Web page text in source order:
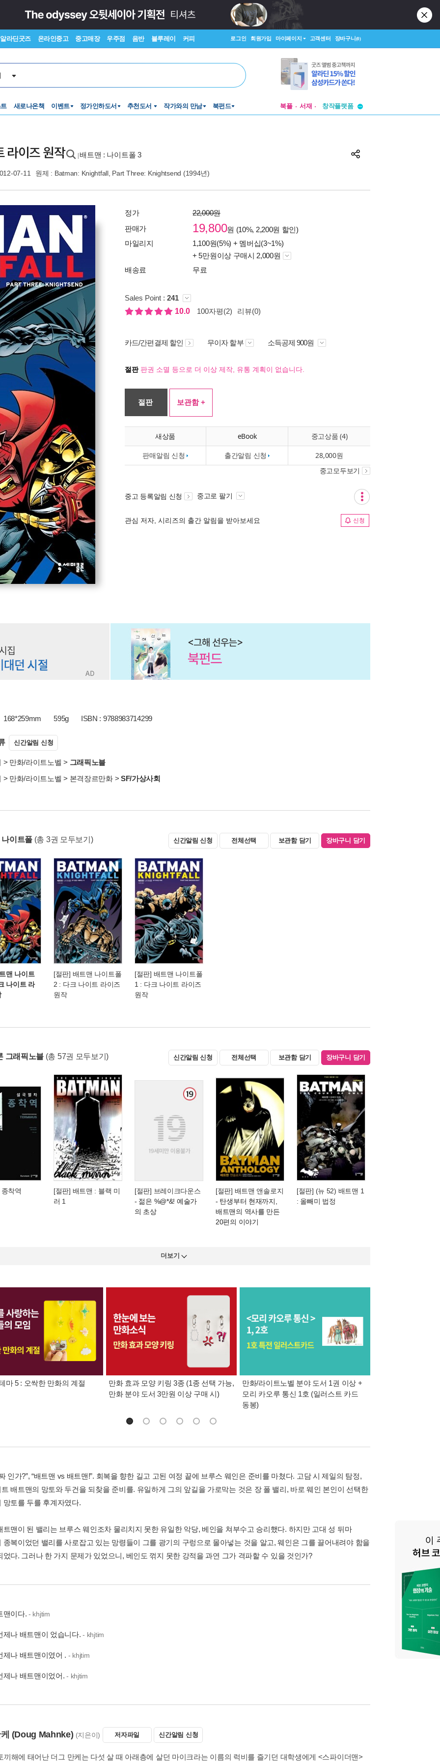
알라딘굿즈 온라인중고 중고매장 우주점 음반 블루레이 커피 로그인 회원가입 마이페이지 고객센터 장바구니(0)
새로나온책 이벤트 정가인하도서 추천도서 작가와의 만남 북펀드 북플 서재
창작플랫폼
라이즈 원작 배트맨 : 나이트폴 3
07-11 원제 : Batman: Knightfall, Part Three: Knightsend (1994년)
정가
22,000원
판매가
19,800원 (10%, 2,200원 할인)
마일리지
1,100원(5%) + 멤버십(3~1%)
+ 5만원이상 구매시 2,000원
배송료
무료
Sales Point : 241
10.0
100자평(2) 리뷰(0)
카드/간편결제 할인 무이자 할부 소득공제 900원
절판판권 소멸 등으로 더 이상 제작, 유통 계획이 없습니다.
절판 보관함 +
새상품 eBook 중고상품 (4)
판매알림 신청 출간알림 신청 28,000원
중고모두보기
중고 등록알림 신청 중고로 팔기
관심 저자, 시리즈의 출간 알림을 받아보세요 신청
168*259mm 595g ISBN : 9788983714299
신간알림 신청
> 만화/라이트노벨 > 그래픽노블
> 만화/라이트노벨 > 본격장르만화> SF/가상사회
이트폴 (총 3권 모두보기) 신간알림 신청 전체선택 보관함 담기 장바구니 담기
맨 나이트
나이트 라
[절판] 배트맨 나이트폴
2 : 다크 나이트 라이즈
원작
[절판] 배트맨 나이트폴
1 : 다크 나이트 라이즈
원작
그래픽노블 (총 57권 모두보기) 신간알림 신청 전체선택 보관함 담기 장바구니 담기
착역
[절판] 배트맨 : 블랙 미
러 1
[절판] 브레이크다운스
- 젊은 %@*&! 예술가
의 초상
[절판] 배트맨 앤솔로지
- 탄생부터 현재까지,
배트맨의 역사를 만든
20편의 이야기
[절판] (뉴 52) 배트맨 1
: 올빼미 법정
더보기
마 5 : 오싹한 만화의 계절
만화 효과 모양 키링 3종 (1종 선택 가능,
만화 분야 도서 3만원 이상 구매 시)
만화/라이트노벨 분야 도서 1권 이상 +
모리 카오루 통신 1호 (일러스트 카드
동봉)
인가?”, “배트맨 vs 배트맨!”. 회복을 향한 길고 고된 여정 끝에 브루스 웨인은 준비를 마쳤다. 고담 시 제일의 탐정,
배트맨의 망토와 두건을 되찾을 준비를. 유일하게 그의 앞길을 가로막는 것은 장 폴 밸리, 바로 웨인 본인이 선택한
망토를 두를 후계자였다.
트맨이 된 밸리는 브루스 웨인조차 물리치지 못한 유일한 악당, 베인을 쳐부수고 승리했다. 하지만 고대 성 뒤마
종복이었던 밸리를 사로잡고 있는 망령들이 그를 광기의 구렁으로 몰아넣는 것을 알고, 웨인은 그를 끌어내려야 함을
었다. 그러나 한 가지 문제가 있었으니, 베인도 꺾지 못한 강적을 과연 그가 격파할 수 있을 것인가?
맨이다. - khjtim
제나 배트맨이 었습니다.- khjtim
제나 배트맨이였어 . - khjtim
제나 배트맨이었어.- khjtim
(Doug Mahnke) (지은이) 저자파일 신간알림 신청
끼해에 태어난 더그 만케는 다섯 살 때 아래층에 살던 마이크라는 이름의 럭비를 즐기던 대학생에게 <스파이더맨>